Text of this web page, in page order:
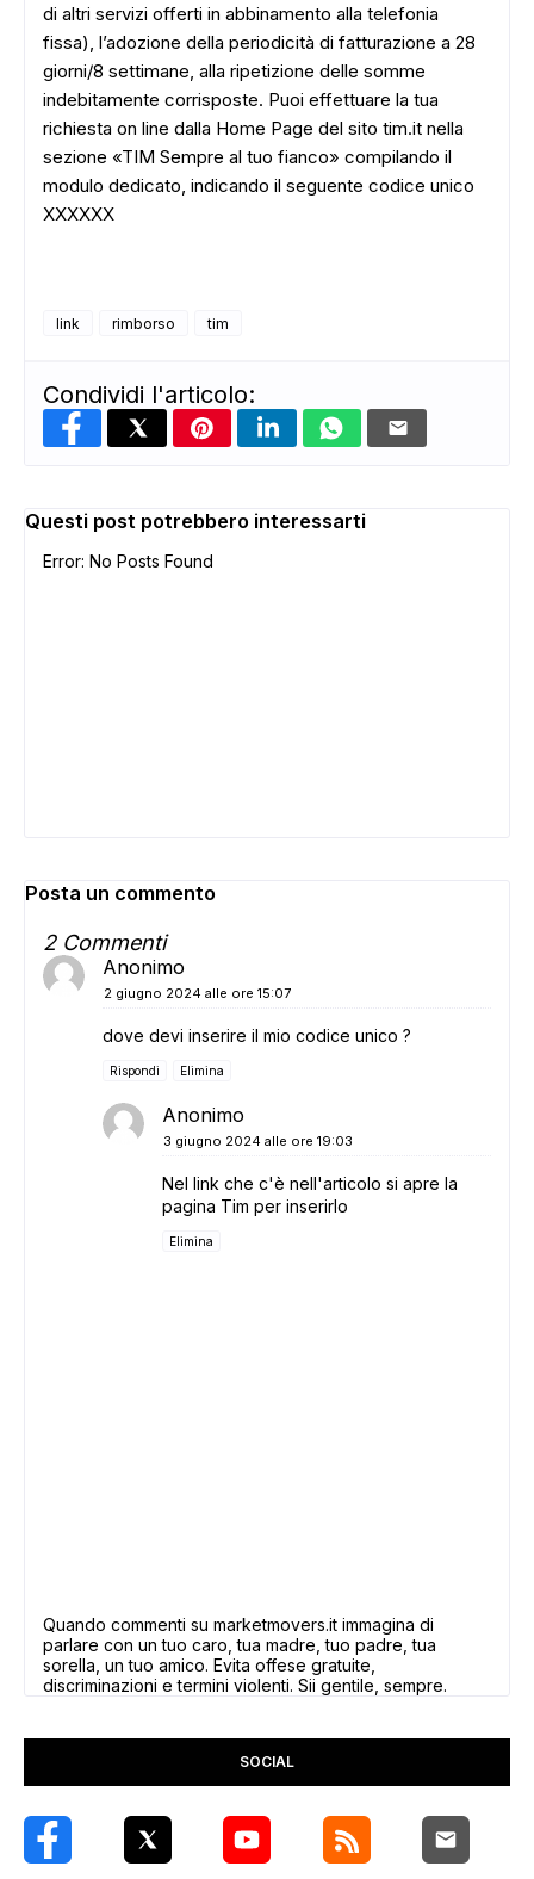
ADS
di altri servizi offerti in abbinamento alla telefonia
fissa), l’adozione della periodicità di fatturazione a 28
giorni/8 settimane, alla ripetizione delle somme
indebitamente corrisposte. Puoi effettuare la tua
richiesta on line dalla Home Page del sito tim.it nella
sezione «TIM Sempre al tuo fianco» compilando il
modulo dedicato, indicando il seguente codice unico
XXXXXX
link rimborso tim
Condividi l'articolo:
Questi post potrebbero interessarti
Error: No Posts Found
Posta un commento
2 Commenti
Anonimo
2 giugno 2024 alle ore 15:07
dove devi inserire il mio codice unico ?
Rispondi Elimina
Anonimo
3 giugno 2024 alle ore 19:03
Nel link che c'è nell'articolo si apre la
pagina Tim per inserirlo
Elimina
Quando commenti su marketmovers.it immagina di
parlare con un tuo caro, tua madre, tuo padre, tua
sorella, un tuo amico. Evita offese gratuite,
discriminazioni e termini violenti. Sii gentile, sempre.
SOCIAL